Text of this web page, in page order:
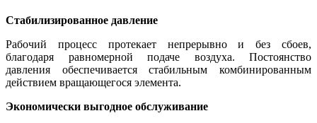
Стабилизированное давление
Рабочий процесс протекает непрерывно и без сбоев,
благодаря равномерной подаче воздуха. Постоянство
давления обеспечивается стабильным комбинированным
действием вращающегося элемента.
Экономически выгодное обслуживание